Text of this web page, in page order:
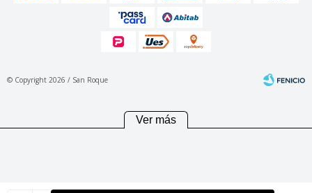
© Copyright 2026 / San Roque
Ver más